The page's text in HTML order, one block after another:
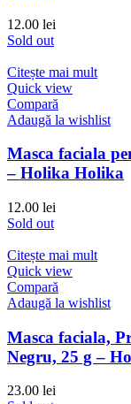
12.00 lei
Sold out
Citește mai mult
Quick view
Compară
Adaugă la wishlist
Masca faciala
– Holika Holika
12.00 lei
Sold out
Citește mai mult
Quick view
Compară
Adaugă la wishlist
Masca faciala,
Negru, 25 g –
23.00 lei